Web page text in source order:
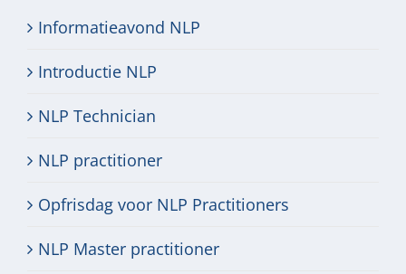
Informatieavond NLP
Introductie NLP
NLP Technician
NLP practitioner
Opfrisdag voor NLP Practitioners
NLP Master practitioner